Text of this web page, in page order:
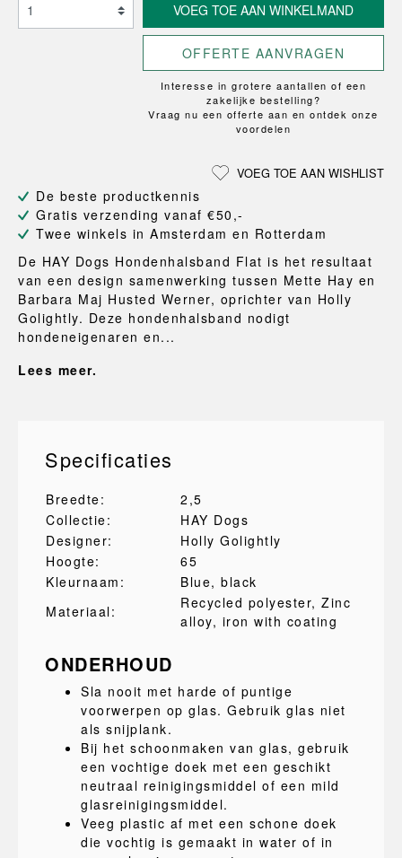
VOEG TOE AAN WINKELMAND
OFFERTE AANVRAGEN
Interesse in grotere aantallen of een
zakelijke bestelling?
Vraag nu een offerte aan en ontdek onze
voordelen
VOEG TOE AAN WISHLIST
De beste productkennis
Gratis verzending vanaf €50,-
Twee winkels in Amsterdam en Rotterdam
De HAY Dogs Hondenhalsband Flat is het resultaat
van een design samenwerking tussen Mette Hay en
Barbara Maj Husted Werner, oprichter van Holly
Golightly. Deze hondenhalsband nodigt
hondeneigenaren en...
Lees meer.
Specificaties
Breedte:
2,5
Collectie:
HAY Dogs
Designer:
Holly Golightly
Hoogte:
65
Kleurnaam:
Blue, black
Materiaal:
Recycled polyester, Zinc
alloy, iron with coating
ONDERHOUD
Sla nooit met harde of puntige
voorwerpen op glas. Gebruik glas niet
als snijplank.
Bij het schoonmaken van glas, gebruik
een vochtige doek met een geschikt
neutraal reinigingsmiddel of een mild
glasreinigingsmiddel.
Veeg plastic af met een schone doek
die vochtig is gemaakt in water of in